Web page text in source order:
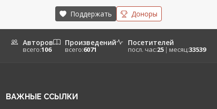
Поддержать Доноры
Авторов
всего:106
Произведений
всего:6071
Посетителей
посл. час:25 | месяц:33539
ВАЖНЫЕ ССЫЛКИ